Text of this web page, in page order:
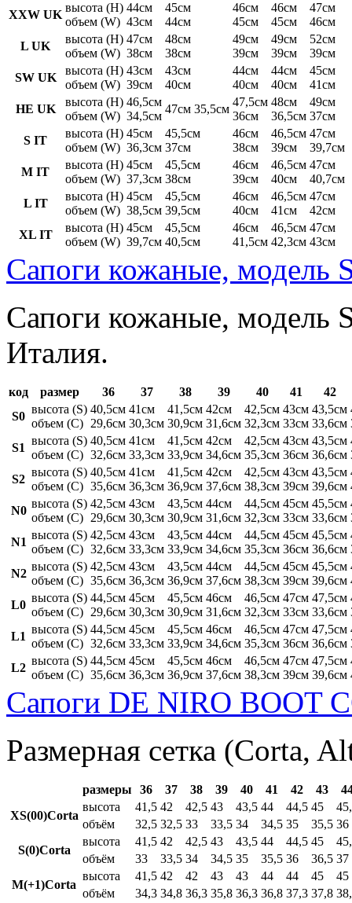
XXW UK
высота (H)
объем (W)
44см
43см
45см
44см
46см
45см
46см
45см
47см
46см
L UK
высота (H)
объем (W)
47см
38см
48см
38см
49см
39см
49см
39см
52см
39см
SW UK
высота (H)
объем (W)
43см
39см
43см
40см
44см
40см
44см
40см
45см
41см
HE UK
высота (H)
объем (W)
46,5см
34,5см
47см 35,5см
47,5см
36см
48см
36,5см
49см
37см
S IT
высота (H)
объем (W)
45см
36,3см
45,5см
37см
46см
38см
46,5см
39см
47см
39,7см
M IT
высота (H)
объем (W)
45см
37,3см
45,5см
38см
46см
39см
46,5см
40см
47см
40,7см
L IT
высота (H)
объем (W)
45см
38,5см
45,5см
39,5см
46см
40см
46,5см
41см
47см
42см
XL IT
высота (H)
объем (W)
45см
39,7см
45,5см
40,5см
46см
41,5см
46,5см
42,3см
47см
43см
Сапоги кожаные, модель
Сапоги кожаные, модель
Италия.
код размер 36 37 38 39 40 41
42
S0
высота (S)
объем (C)
40,5см
29,6см
41см
30,3см
41,5см
30,9см
42см
31,6см
42,5см
32,3см
43см
33см
43,5см
33,6см
S1
высота (S)
объем (C)
40,5см
32,6см
41см
33,3см
41,5см
33,9см
42см
34,6см
42,5см
35,3см
43см
36см
43,5см
36,6см
S2
высота (S)
объем (C)
40,5см
35,6см
41см
36,3см
41,5см
36,9см
42см
37,6см
42,5см
38,3см
43см
39см
43,5см
39,6см
N0
высота (S)
объем (C)
42,5см
29,6см
43см
30,3см
43,5см
30,9см
44см
31,6см
44,5см
32,3см
45см
33см
45,5см
33,6см
N1
высота (S)
объем (C)
42,5см
32,6см
43см
33,3см
43,5см
33,9см
44см
34,6см
44,5см
35,3см
45см
36см
45,5см
36,6см
N2
высота (S)
объем (C)
42,5см
35,6см
43см
36,3см
43,5см
36,9см
44см
37,6см
44,5см
38,3см
45см
39см
45,5см
39,6см
L0
высота (S)
объем (C)
44,5см
29,6см
45см
30,3см
45,5см
30,9см
46см
31,6см
46,5см
32,3см
47см
33см
47,5см
33,6см
L1
высота (S)
объем (C)
44,5см
32,6см
45см
33,3см
45,5см
33,9см
46см
34,6см
46,5см
35,3см
47см
36см
47,5см
36,6см
L2
высота (S)
объем (C)
44,5см
35,6см
45см
36,3см
45,5см
36,9см
46см
37,6см
46,5см
38,3см
47см
39см
47,5см
39,6см
Сапоги DE NIRO BOOT
Размерная сетка (Corta,
размеры 36 37 38 39 40 41 42 43
XS(00)Corta
высота 41,5 42 42,5 43 43,5 44 44,5 45
объём
32,5 32,5 33 33,5 34 34,5 35 35,5 36
S(0)Corta
высота 41,5 42 42,5 43 43,5 44 44,5 45
объём
33 33,5 34 34,5 35 35,5 36 36,5 37
M(+1)Corta
высота 41,5 42 42 43 43 44 44 45
45
объём
34,3 34,8 36,3 35,8 36,3 36,8 37,3 37,8